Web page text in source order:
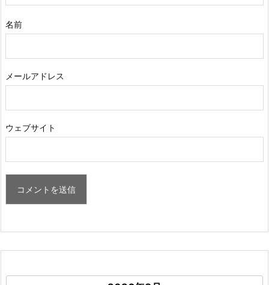
名前
メールアドレス
ウェブサイト